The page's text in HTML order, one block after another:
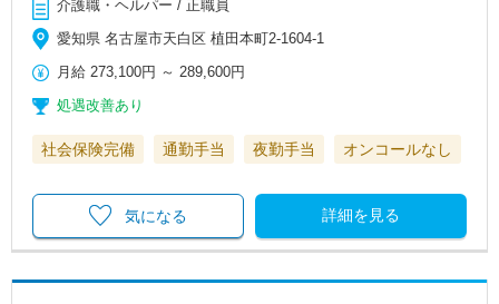
介護職・ヘルパー / 正職員
愛知県 名古屋市天白区 植田本町2-1604-1
月給 273,100円 ～ 289,600円
処遇改善あり
社会保険完備 通勤手当 夜勤手当 オンコールなし
詳細を見る
気になる